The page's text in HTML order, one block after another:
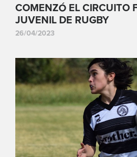
COMENZÓ EL CIRCUITO
JUVENIL DE RUGBY
26/04/2023